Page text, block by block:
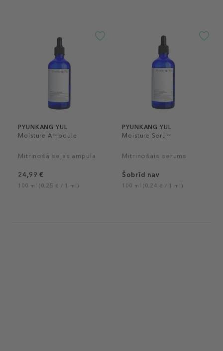
PYUNKANG YUL
Moisture Ampoule
Mitrinošā sejas ampula
24,99 €
100 ml (0,25 € / 1 ml)
PYUNKANG YUL
Moisture Serum
Mitrinošais serums
Šobrīd nav
100 ml (0,24 € / 1 ml)